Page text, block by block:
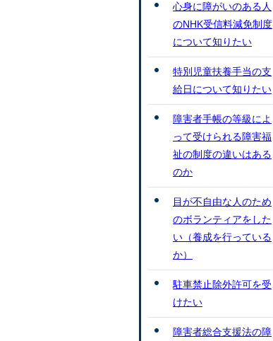
心身に障がいのある人
のNHK受信料減免制度
について知りたい
特別児童扶養手当の支
給日について知りたい
障害者手帳の等級によ
って受けられる障害福
祉の制度の違いはある
のか
目が不自由な人のため
のボランティアをした
い（養成を行っている
か）
駐車禁止除外許可を受
けたい
障害者総合支援法の障